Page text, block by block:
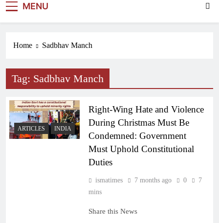
MENU
Home Sadbhav Manch
Tag: Sadbhav Manch
ARTICLES INDIA
Right-Wing Hate and Violence
During Christmas Must Be
Condemned: Government
Must Uphold Constitutional
Duties
ismatimes 7 months ago 0
7
mins
Share this News